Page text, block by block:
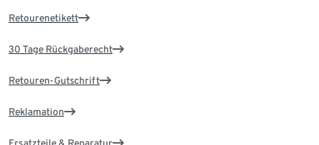
Retourenetikett
30 Tage Rückgaberecht
Retouren-Gutschrift
Reklamation